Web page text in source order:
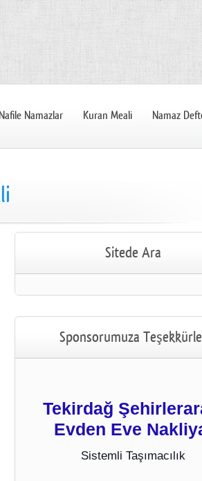
Nafile Namazlar Kuran Meali Namaz
Sitede Ara
Sponsorumuza
Tekirdağ
Evden Eve
Sistemli Taşımacılık